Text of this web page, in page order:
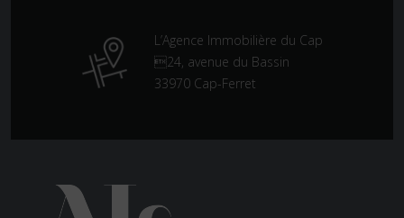
L’Agence Immobilière du Cap
24, avenue du Bassin
33970 Cap-Ferret